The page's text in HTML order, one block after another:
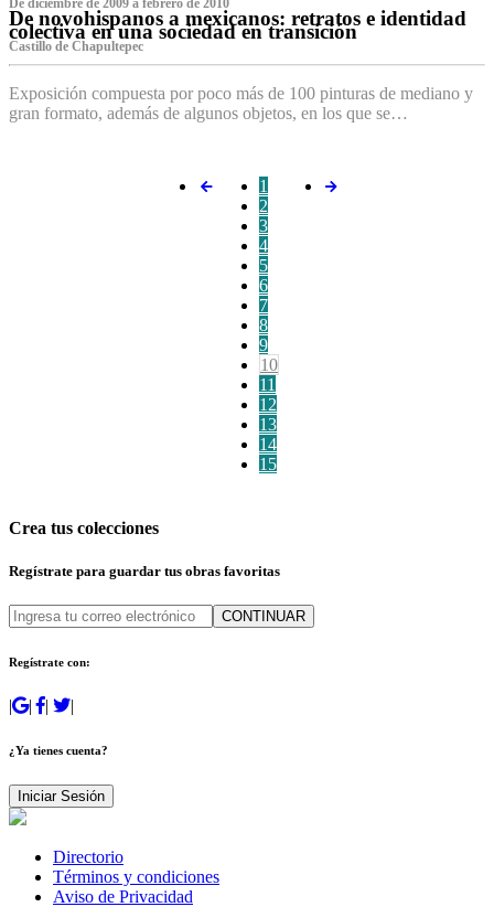
De novohispanos a mexicanos: retratos e identidad
colectiva en una sociedad en transición
Castillo de Chapultepec
Exposición compuesta por poco más de 100 pinturas de mediano y
gran formato, además de algunos objetos, en los que se…
1
2
3
4
5
6
7
8
9
10
11
12
13
14
15
Crea tus colecciones
Regístrate para guardar tus obras favoritas
CONTINUAR
Regístrate con:
| | | |
¿Ya tienes cuenta?
Iniciar Sesión
Directorio
Términos y condiciones
Aviso de Privacidad